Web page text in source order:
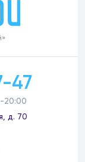
47
20:00
д. 70